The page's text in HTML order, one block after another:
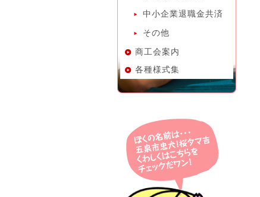
中小企業退職金共済
その他
商工会案内
各種様式集